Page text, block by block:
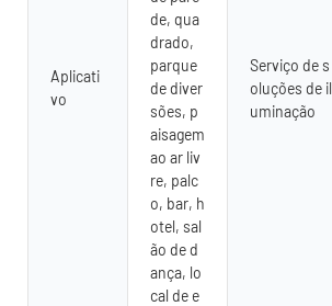
Aplicati
vo
de, qua
drado,
parque
de diver
sões, p
aisagem
ao ar liv
re, palc
o, bar, h
otel, sal
ão de d
ança, lo
cal de e
Serviço de s
oluções de il
uminação